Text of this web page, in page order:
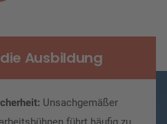
Ausbildung
Unsachgemäßer